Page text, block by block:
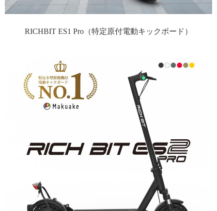
RICHBIT ES1 Pro（特定原付電動キックボード）